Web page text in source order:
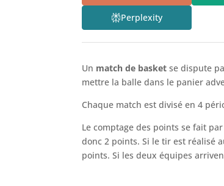
Perplexity
Un match de basket se dispute
mettre la balle dans le panier
Chaque match est divisé en 4
Le comptage des points se fait
donc 2 points. Si le tir est réalisé
points. Si les deux équipes